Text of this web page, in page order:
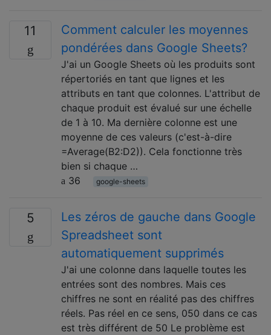
11
Comment calculer les moyennes
pondérées dans Google Sheets?
J'ai un Google Sheets où les produits sont
répertoriés en tant que lignes et les
attributs en tant que colonnes. L'attribut de
chaque produit est évalué sur une échelle
de 1 à 10. Ma dernière colonne est une
moyenne de ces valeurs (c'est-à-dire
=Average(B2:D2)). Cela fonctionne très
bien si chaque …
36
google-sheets
5
Les zéros de gauche dans Google
Spreadsheet sont
automatiquement supprimés
J'ai une colonne dans laquelle toutes les
entrées sont des nombres. Mais ces
chiffres ne sont en réalité pas des chiffres
réels. Pas réel en ce sens, 050 dans ce cas
est très différent de 50 Le problème est